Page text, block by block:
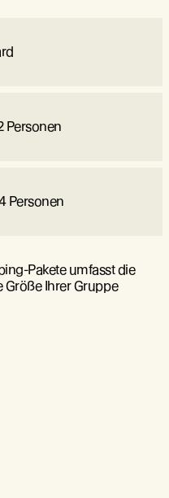
Personen
Personen
Pakete umfasst die
Größe Ihrer Gruppe